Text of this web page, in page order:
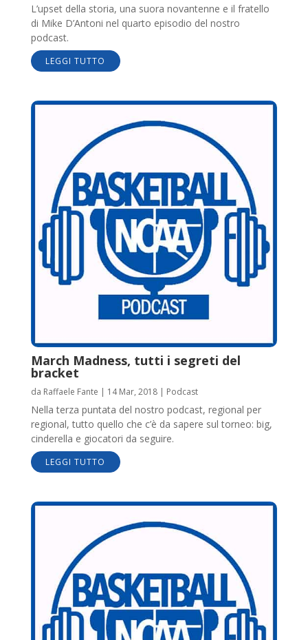
L’upset della storia, una suora novantenne e il fratello
di Mike D’Antoni nel quarto episodio del nostro
podcast.
LEGGI TUTTO
March Madness, tutti i segreti del
bracket
da Raffaele Fante | 14 Mar, 2018| Podcast
Nella terza puntata del nostro podcast, regional per
regional, tutto quello che c’è da sapere sul torneo: big,
cinderella e giocatori da seguire.
LEGGI TUTTO